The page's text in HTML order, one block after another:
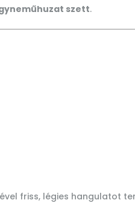
szett.
friss, légies hangulatot